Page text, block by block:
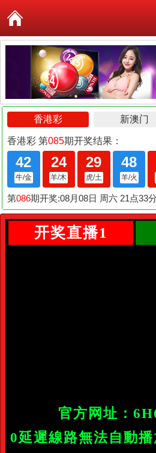
开奖直播1
官方网址：
0延遲線路無法自動